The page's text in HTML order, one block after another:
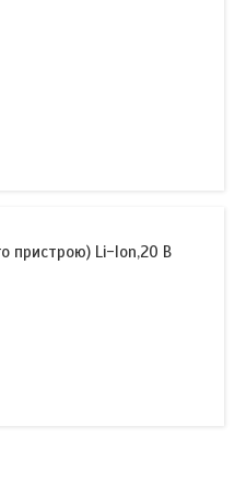
пристрою) Li-Ion,20 В